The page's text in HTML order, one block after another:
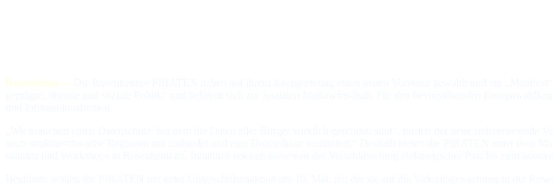
Rosenheim —